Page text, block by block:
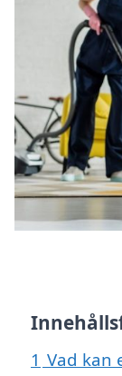
1 Vad kan